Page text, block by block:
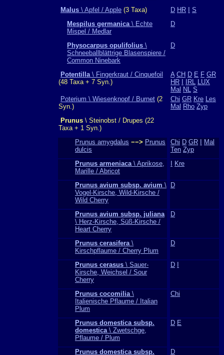
Malus \ Apfel / Apple (3 Taxa) D HR
S
Mespilus germanica\ Echte
Mispel / Medlar
D
Physocarpus opulifolius \
Schneeballblättrige Blasenspiere /
Common Ninebark
D
Potentilla\ Fingerkraut / Cinquefoil
(48 Taxa + 7 Syn.)
A CH D E F GR
HR
IRL LUX
Mal NL S
Poterium \ Wiesenknopf / Burnet (2
Syn.)
Chi GR Kre Les
Mal Rho Zyp
Prunus \ Steinobst / Drupes (22
Taxa + 1 Syn.)
Prunus amygdalus −−> Prunus
dulcis
Chi D GR
Mal
Ten Zyp
Prunus armeniaca\ Aprikose,
Marille / Abricot
Kre
Prunus avium subsp. avium \
Vogel-Kirsche, Wild-Kirsche /
Wild Cherry
D
Prunus avium subsp. juliana
\ Herz-Kirsche, Süß-Kirsche /
Heart Cherry
D
Prunus cerasifera\
Kirschpflaume / Cherry Plum
D
Prunus cerasus \ Sauer-
Kirsche, Weichsel / Sour
Cherry
D
Prunus cocomilia\
Italienische Pflaume / Italian
Plum
Chi
Prunus domestica subsp.
domestica\ Zwetschge,
Pflaume / Plum
D E
Prunus domestica subsp.
D